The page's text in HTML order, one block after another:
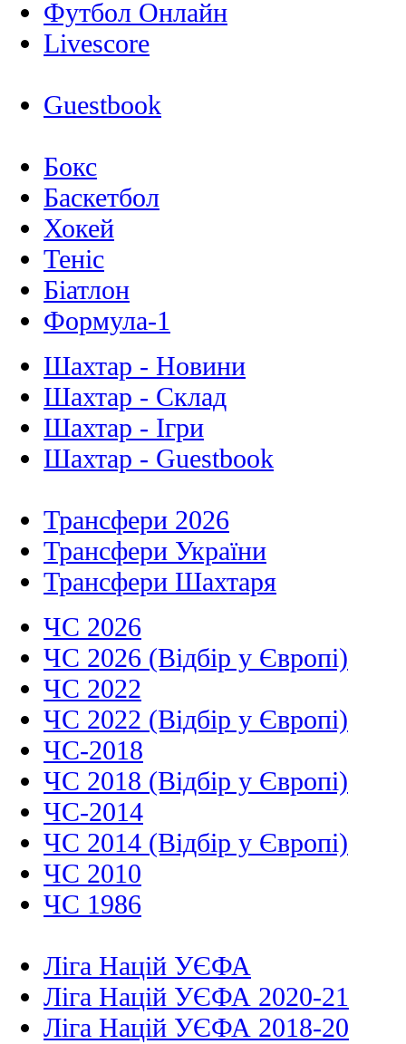
Футбол Онлайн
Livescore
Guestbook
Бокс
Баскетбол
Хокей
Теніс
Біатлон
Формула-1
Шахтар - Новини
Шахтар - Склад
Шахтар - Ігри
Шахтар - Guestbook
Трансфери 2026
Трансфери України
Трансфери Шахтаря
ЧС 2026
ЧС 2026 (Відбір у Європі)
ЧС 2022
ЧС 2022 (Відбір у Європі)
ЧС-2018
ЧС 2018 (Відбір у Європі)
ЧС-2014
ЧС 2014 (Відбір у Європі)
ЧС 2010
ЧС 1986
Ліга Націй УЄФА
Ліга Націй УЄФА 2020-21
Ліга Націй УЄФА 2018-20